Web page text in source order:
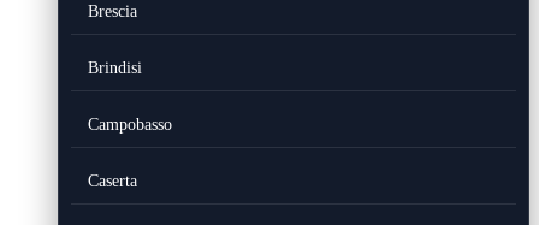
Brescia
Brindisi
Campobasso
Caserta